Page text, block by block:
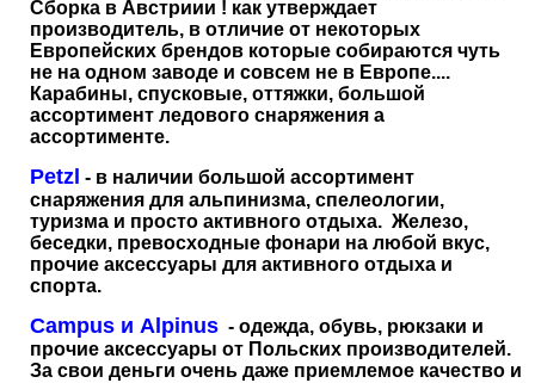
Сборка в Австриии ! как утверждает
производитель, в отличие от некоторых
Европейских брендов которые собираются чуть
не на одном заводе и совсем не в Европе....
Карабины, спусковые, оттяжки, большой
ассортимент ледового снаряжения а
ассортименте.
Petzl - в наличии большой ассортимент
снаряжения для альпинизма, спелеологии,
туризма и просто активного отдыха. Железо,
беседки, превосходные фонари на любой вкус,
прочие аксессуары для активного отдыха и
спорта.
Campus и Alpinus - одежда, обувь, рюкзаки и
прочие аксессуары от Польских производителей.
За свои деньги очень даже приемлемое качество и